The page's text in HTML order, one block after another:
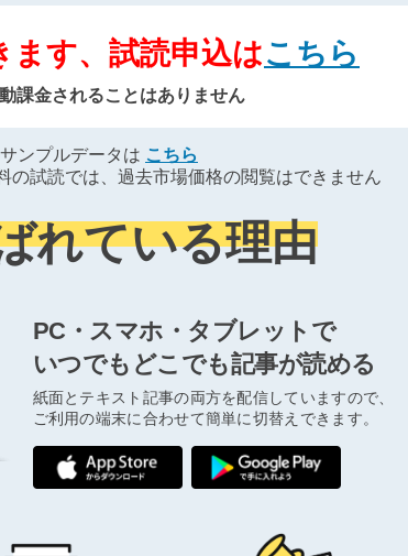
す、試読申込はこちら
課金されることはありません
ンプルデータは こちら
の試読では、過去市場価格の閲覧はできません
れている理由
PC・スマホ・タブレットで
いつでもどこでも記事が読める
紙面とテキスト記事の両方を配信していますので、
ご利用の端末に合わせて簡単に切替えできます。